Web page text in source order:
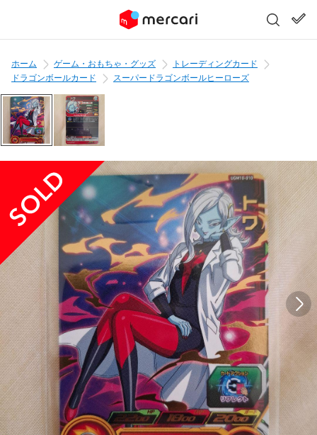
ホーム ゲーム・おもちゃ・グッズ
トレーディングカード
ドラゴンボールカード
スーパードラゴンボールヒーローズ